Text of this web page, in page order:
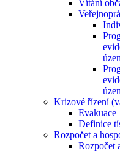
Vítání
Krizové řízení
Evakuace
Definice
Rozpočet a
Rozpočet